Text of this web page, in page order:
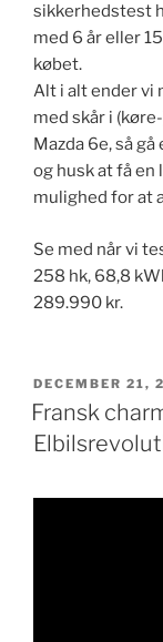
sikkerhedstest
med 6 år eller
købet.
Alt i alt ender vi
med skår i
Mazda 6e, så
og husk at få
mulighed for at
Se med når vi
258 hk, 68​,8
289.990 kr.
UDGIVET
DEN
DECEMBER 21,
Fransk